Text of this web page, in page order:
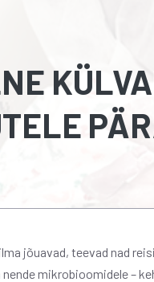
jõuavad, teevad nad
mikrobioomidele –